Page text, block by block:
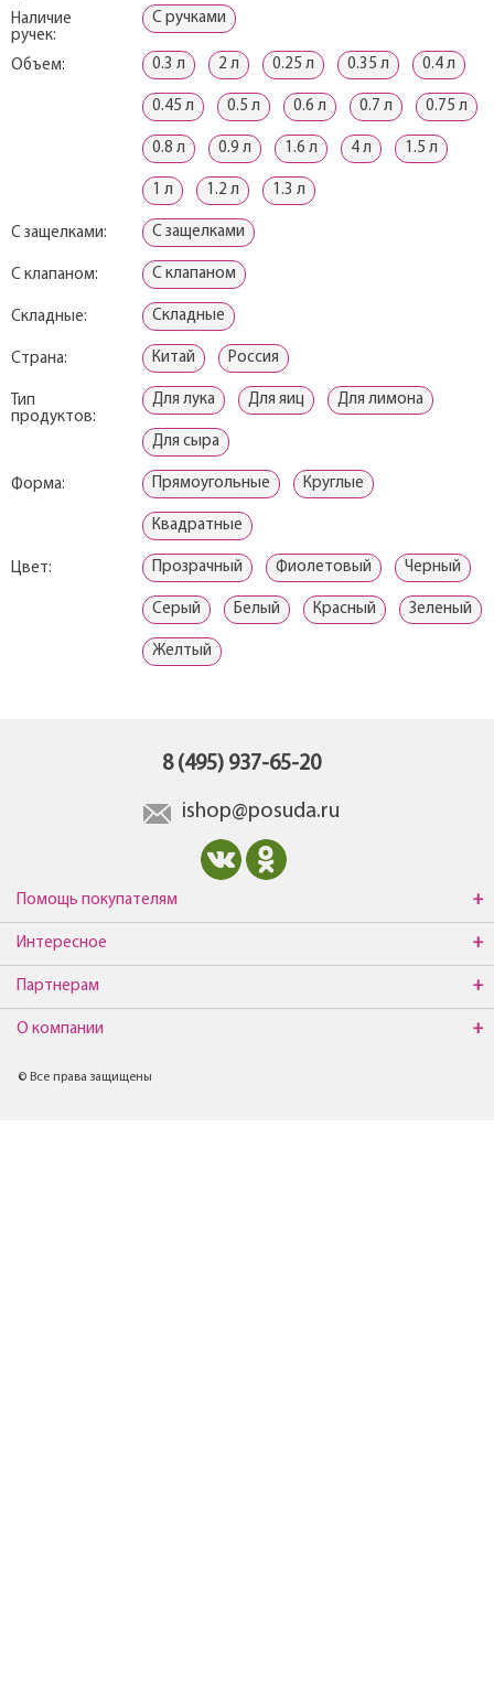
Наличие
ручек:
С ручками
Объем: 0.3 л 2 л 0.25 л 0.35 л 0.4 л
0.45 л 0.5 л 0.6 л 0.7 л 0.75 л
0.8 л 0.9 л 1.6 л 4 л 1.5 л
1 л 1.2 л 1.3 л
С защелками: С защелками
С клапаном: С клапаном
Складные: Складные
Страна: Китай Россия
Тип
продуктов:
Для лука Для яиц Для лимона
Для сыра
Форма: Прямоугольные Круглые
Квадратные
Цвет: Прозрачный Фиолетовый Черный
Серый Белый Красный Зеленый
Желтый
8 (495) 937-65-20
ishop@posuda.ru
Помощь покупателям
Интересное
Партнерам
О компании
© Все права защищены